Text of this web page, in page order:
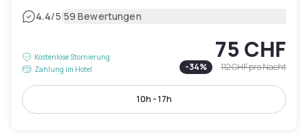
4.4/5|59 Bewertungen
Kostenlose Stornierung
Zahlung im Hotel
75 CHF
-34% 112 CHFpro Nacht
10h - 17h